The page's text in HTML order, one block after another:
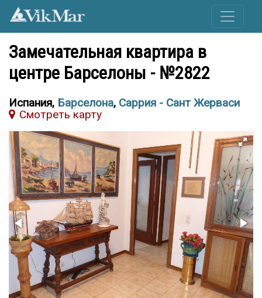
Замечательная квартира в
центре Барселоны - №2822
Испания, Барселона, Саррия - Сант Жерваси
Cмотреть карту